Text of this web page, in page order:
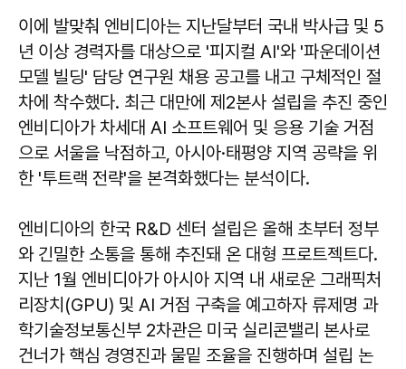
이에 발맞춰 엔비디아는 지난달부터 국내 박사급 및 5
년 이상 경력자를 대상으로 '피지컬 AI'와 '파운데이션
모델 빌딩' 담당 연구원 채용 공고를 내고 구체적인 절
차에 착수했다. 최근 대만에 제2본사 설립을 추진 중인
엔비디아가 차세대 AI 소프트웨어 및 응용 기술 거점
으로 서울을 낙점하고, 아시아·태평양 지역 공략을 위
한 '투트랙 전략'을 본격화했다는 분석이다.
엔비디아의 한국 R&D 센터 설립은 올해 초부터 정부
와 긴밀한 소통을 통해 추진돼 온 대형 프로트젝트다.
지난 1월 엔비디아가 아시아 지역 내 새로운 그래픽처
리장치(GPU) 및 AI 거점 구축을 예고하자 류제명 과
학기술정보통신부 2차관은 미국 실리콘밸리 본사로
건너가 핵심 경영진과 물밑 조율을 진행하며 설립 논